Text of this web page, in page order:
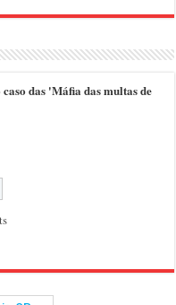
das 'Máfia das multas de